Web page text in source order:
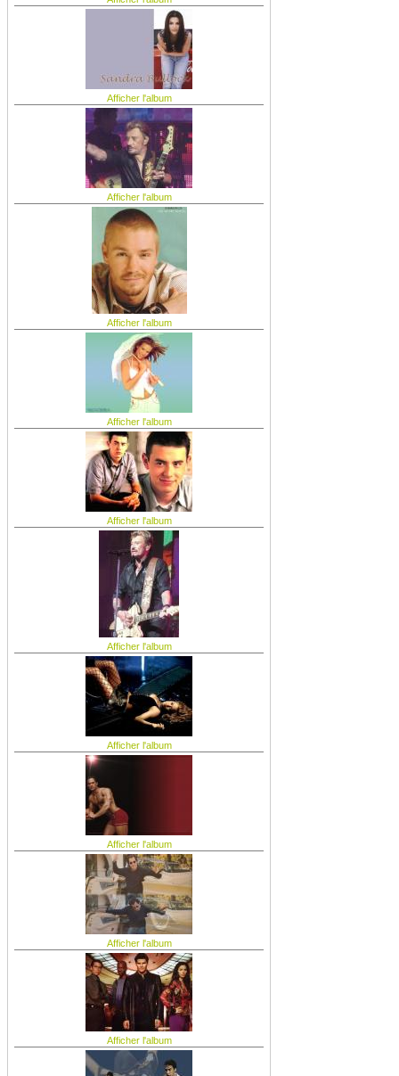
Afficher l'album
Afficher l'album
Afficher l'album
Afficher l'album
Afficher l'album
Afficher l'album
Afficher l'album
Afficher l'album
Afficher l'album
Afficher l'album